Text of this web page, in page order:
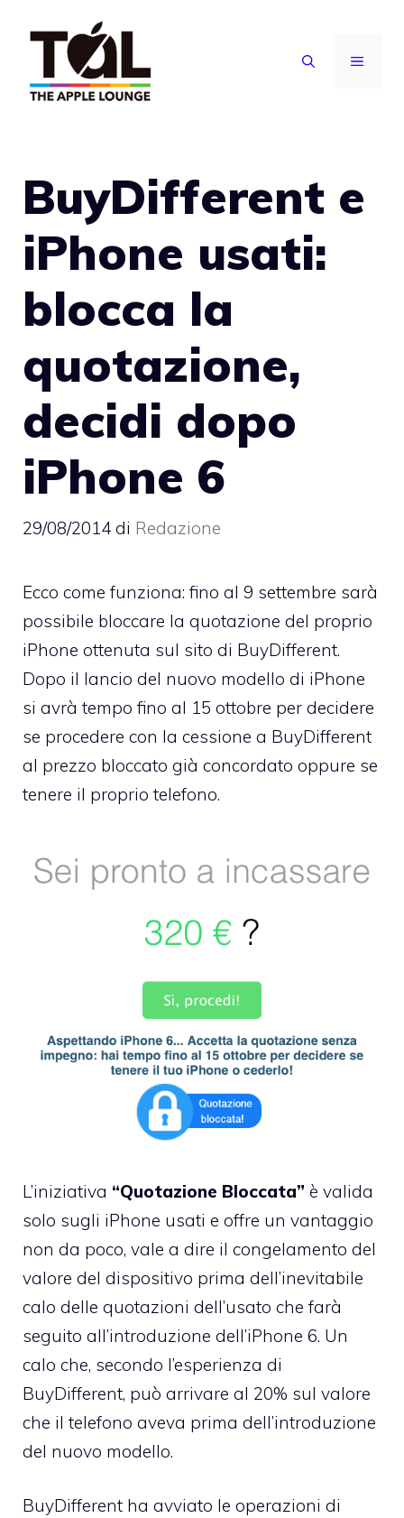
contenuto
MENU
BuyDifferent e
iPhone usati:
blocca la
quotazione,
decidi dopo
iPhone 6
29/08/2014 di Redazione
Ecco come funziona: fino al 9 settembre sarà
possibile bloccare la quotazione del proprio
iPhone ottenuta sul sito di BuyDifferent.
Dopo il lancio del nuovo modello di iPhone
si avrà tempo fino al 15 ottobre per decidere
se procedere con la cessione a BuyDifferent
al prezzo bloccato già concordato oppure se
tenere il proprio telefono.
L’iniziativa “Quotazione Bloccata” è valida
solo sugli iPhone usati e offre un vantaggio
non da poco, vale a dire il congelamento del
valore del dispositivo prima dell’inevitabile
calo delle quotazioni dell’usato che farà
seguito all’introduzione dell’iPhone 6. Un
calo che, secondo l’esperienza di
BuyDifferent, può arrivare al 20% sul valore
che il telefono aveva prima dell’introduzione
del nuovo modello.
BuyDifferent ha avviato le operazioni di